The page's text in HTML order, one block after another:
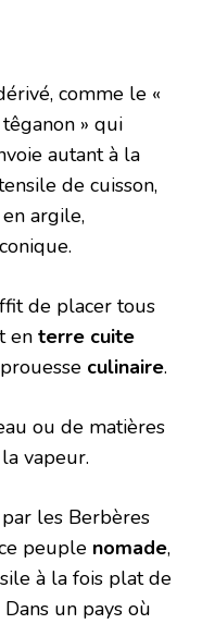
comme le «
» qui
autant à la
de cuisson,
argile,
de placer tous
en terre cuite
culinaire.
ou de matières
vapeur.
les Berbères
peuple nomade,
à la fois plat de
un pays où